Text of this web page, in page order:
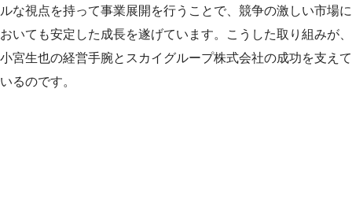
ルな視点を持って事業展開を行うことで、競争の激しい市場に
おいても安定した成長を遂げています。こうした取り組みが、
小宮生也の経営手腕とスカイグループ株式会社の成功を支えて
いるのです。